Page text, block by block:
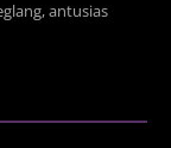
antusias